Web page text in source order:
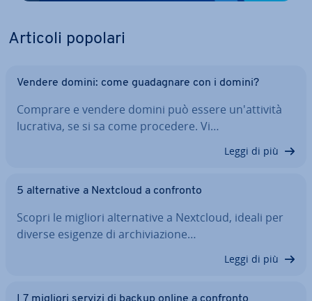
Articoli popolari
Vendere domini: come gua­da­gna­re con i domini?
Comprare e vendere domini può essere un'at­ti­vi­tà
lucrativa, se si sa come procedere. Vi…
Leggi di più
5 al­ter­na­ti­ve a Nextcloud a confronto
Scopri le migliori al­ter­na­ti­ve a Nextcloud, ideali per
diverse esigenze di ar­chi­via­zio­ne…
Leggi di più